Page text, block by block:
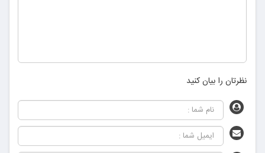
نظرتان را بیان کنید